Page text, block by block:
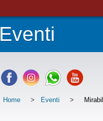
Eventi
Home > Eventi >